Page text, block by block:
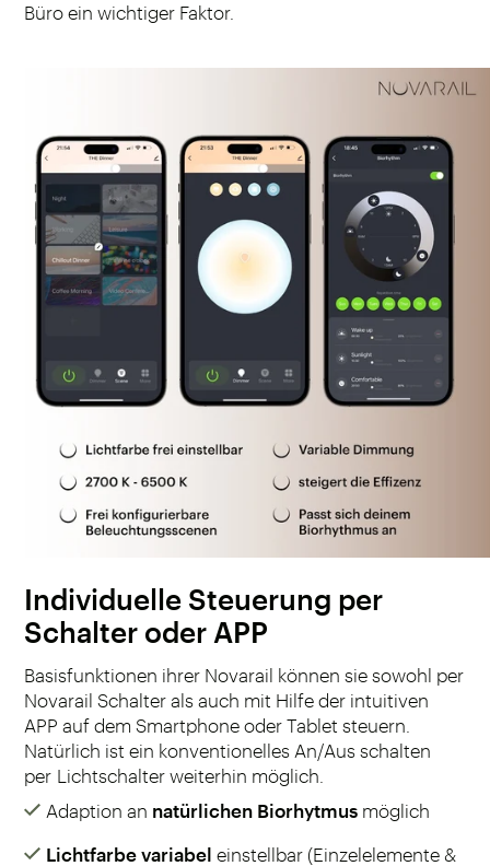
Büro ein wichtiger Faktor.
Individuelle Steuerung per
Schalter oder APP
Basisfunktionen ihrer Novarail können sie sowohl per
Novarail Schalter als auch mit Hilfe der intuitiven
APP auf dem Smartphone oder Tablet steuern.
Natürlich ist ein konventionelles An/Aus schalten
per Lichtschalter weiterhin möglich.
Adaption an natürlichen Biorhytmus möglich
Lichtfarbe variabel einstellbar (Einzelelemente &